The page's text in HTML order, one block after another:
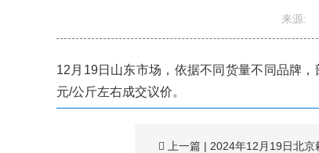
来源:
12月19日山东市场，依据不同货量不同品牌
元/公斤左右成交议价。
上一篇 | 2024年12月19日北京